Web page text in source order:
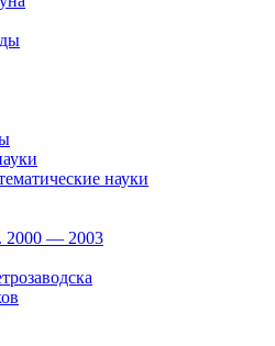
науки
2000 — 2003